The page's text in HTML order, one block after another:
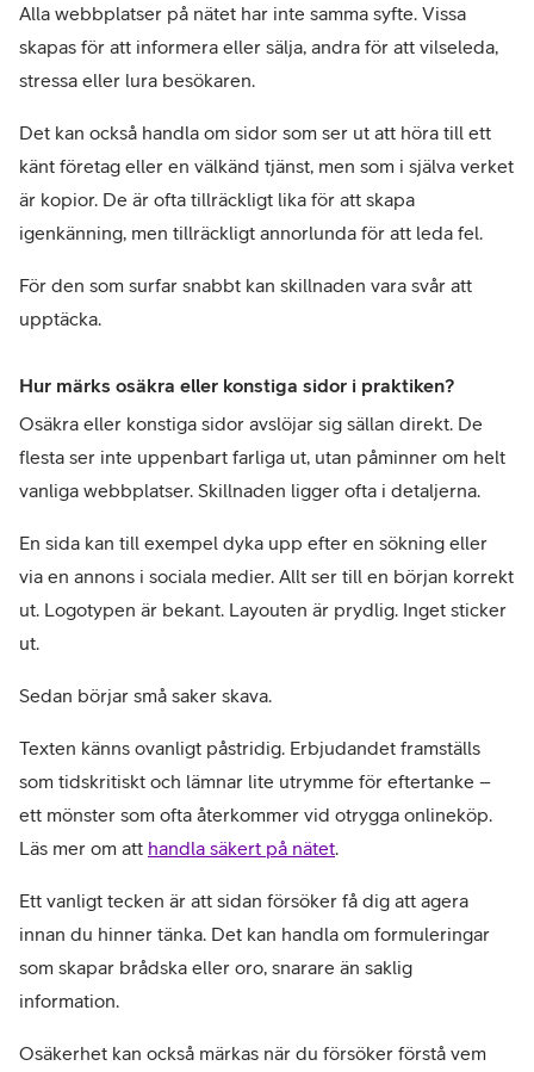
Alla webbplatser på nätet har inte samma syfte. Vissa
skapas för att informera eller sälja, andra för att vilseleda,
stressa eller lura besökaren.
Det kan också handla om sidor som ser ut att höra till ett
känt företag eller en välkänd tjänst, men som i själva verket
är kopior. De är ofta tillräckligt lika för att skapa
igenkänning, men tillräckligt annorlunda för att leda fel.
För den som surfar snabbt kan skillnaden vara svår att
upptäcka.
Hur märks osäkra eller konstiga sidor i praktiken?
Osäkra eller konstiga sidor avslöjar sig sällan direkt. De
flesta ser inte uppenbart farliga ut, utan påminner om helt
vanliga webbplatser. Skillnaden ligger ofta i detaljerna.
En sida kan till exempel dyka upp efter en sökning eller
via en annons i sociala medier. Allt ser till en början korrekt
ut. Logotypen är bekant. Layouten är prydlig. Inget sticker
ut.
Sedan börjar små saker skava.
Texten känns ovanligt påstridig. Erbjudandet framställs
som tidskritiskt och lämnar lite utrymme för eftertanke –
ett mönster som ofta återkommer vid otrygga onlineköp.
Läs mer om att handla säkert på nätet.
Ett vanligt tecken är att sidan försöker få dig att agera
innan du hinner tänka. Det kan handla om formuleringar
som skapar brådska eller oro, snarare än saklig
information.
Osäkerhet kan också märkas när du försöker förstå vem